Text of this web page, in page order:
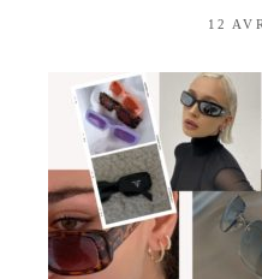
12